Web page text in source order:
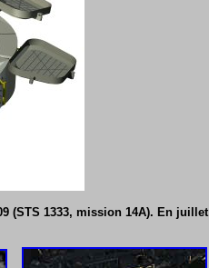
(STS 1333, mission 14A). En juillet